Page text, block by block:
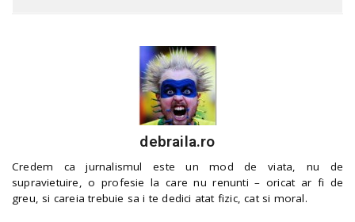
debraila.ro
Credem ca jurnalismul este un mod de viata, nu de
supravietuire, o profesie la care nu renunti – oricat ar fi de
greu, si careia trebuie sa i te dedici atat fizic, cat si moral.